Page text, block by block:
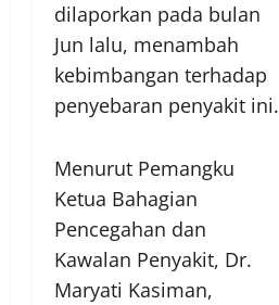
dilaporkan pada bulan
Jun lalu, menambah
kebimbangan terhadap
penyebaran penyakit ini.
Menurut Pemangku
Ketua Bahagian
Pencegahan dan
Kawalan Penyakit, Dr.
Maryati Kasiman,